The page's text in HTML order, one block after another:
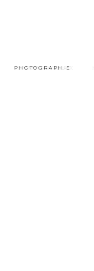
PHOTOGRAPHIE